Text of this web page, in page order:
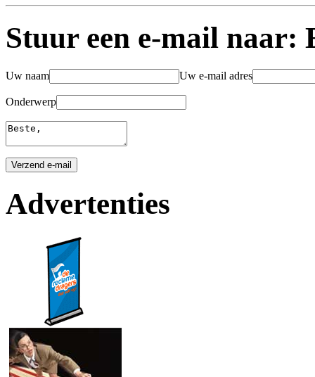
Stuur een e-mail naar:
Uw naam Uw e-mail adres
Onderwerp
Advertenties